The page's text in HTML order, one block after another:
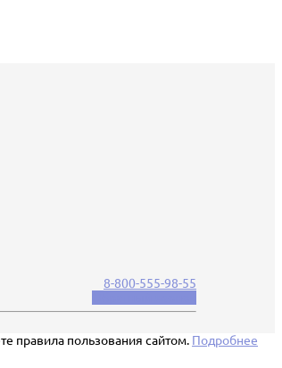
8-800-555-98-55
правила пользования сайтом. Подробнее